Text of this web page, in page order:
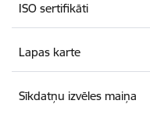
ISO sertifikāti
Lapas karte
Sīkdatņu izvēles maiņa